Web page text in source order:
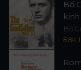
Bố
Bố
8.8K